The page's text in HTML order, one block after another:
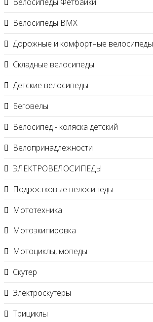
Велосипеды BMX
Дорожные и комфортные велосипеды
Складные велосипеды
Детские велосипеды
Беговелы
Велосипед - коляска детский
Велопринадлежности
ЭЛЕКТРОВЕЛОСИПЕДЫ
Подростковые велосипеды
Мототехника
Мотоэкипировка
Мотоциклы, мопеды
Скутер
Электроскутеры
Трициклы